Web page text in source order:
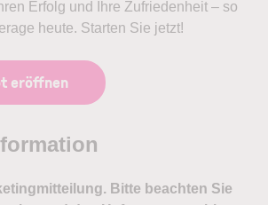
Erfolg und Ihre Zufriedenheit – so
heute. Starten Sie jetzt!
eröffnen